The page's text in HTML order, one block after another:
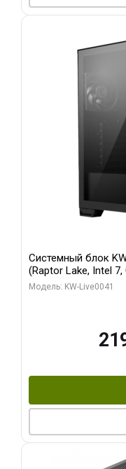
Системный блок
(Raptor Lake, Intel
модуля)/ Palit
Модель: KW-Live0041